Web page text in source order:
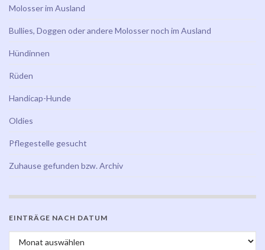
Molosser im Ausland
Bullies, Doggen oder andere Molosser noch im Ausland
Hündinnen
Rüden
Handicap-Hunde
Oldies
Pflegestelle gesucht
Zuhause gefunden bzw. Archiv
EINTRÄGE NACH DATUM
Einträge nach Datum